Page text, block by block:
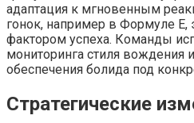
адаптация к мгновенным
гонок, например в Формуле
фактором успеха. Команды
мониторинга стиля вождения
обеспечения болида под
Стратегические